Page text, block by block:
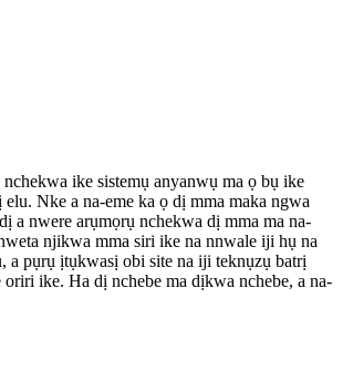
ike sistemụ anyanwụ ma ọ bụ ike
Nke a na-eme ka ọ dị mma maka ngwa
a nwere arụmọrụ nchekwa dị mma ma na-
njikwa mma siri ike na nnwale iji hụ na
a pụrụ ịtụkwasị obi site na iji teknụzụ batrị
ike. Ha dị nchebe ma dịkwa nchebe, a na-